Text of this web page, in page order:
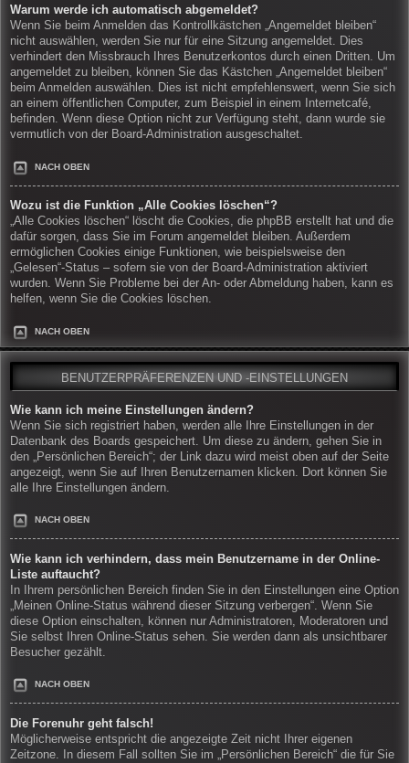
Warum werde ich automatisch abgemeldet?
Wenn Sie beim Anmelden das Kontrollkästchen „Angemeldet bleiben“
nicht auswählen, werden Sie nur für eine Sitzung angemeldet. Dies
verhindert den Missbrauch Ihres Benutzerkontos durch einen Dritten. Um
angemeldet zu bleiben, können Sie das Kästchen „Angemeldet bleiben“
beim Anmelden auswählen. Dies ist nicht empfehlenswert, wenn Sie sich
an einem öffentlichen Computer, zum Beispiel in einem Internetcafé,
befinden. Wenn diese Option nicht zur Verfügung steht, dann wurde sie
vermutlich von der Board-Administration ausgeschaltet.
NACH OBEN
Wozu ist die Funktion „Alle Cookies löschen“?
„Alle Cookies löschen“ löscht die Cookies, die phpBB erstellt hat und die
dafür sorgen, dass Sie im Forum angemeldet bleiben. Außerdem
ermöglichen Cookies einige Funktionen, wie beispielsweise den
„Gelesen“-Status – sofern sie von der Board-Administration aktiviert
wurden. Wenn Sie Probleme bei der An- oder Abmeldung haben, kann es
helfen, wenn Sie die Cookies löschen.
NACH OBEN
BENUTZERPRÄFERENZEN UND -EINSTELLUNGEN
Wie kann ich meine Einstellungen ändern?
Wenn Sie sich registriert haben, werden alle Ihre Einstellungen in der
Datenbank des Boards gespeichert. Um diese zu ändern, gehen Sie in
den „Persönlichen Bereich“; der Link dazu wird meist oben auf der Seite
angezeigt, wenn Sie auf Ihren Benutzernamen klicken. Dort können Sie
alle Ihre Einstellungen ändern.
NACH OBEN
Wie kann ich verhindern, dass mein Benutzername in der Online-
Liste auftaucht?
In Ihrem persönlichen Bereich finden Sie in den Einstellungen eine Option
„Meinen Online-Status während dieser Sitzung verbergen“. Wenn Sie
diese Option einschalten, können nur Administratoren, Moderatoren und
Sie selbst Ihren Online-Status sehen. Sie werden dann als unsichtbarer
Besucher gezählt.
NACH OBEN
Die Forenuhr geht falsch!
Möglicherweise entspricht die angezeigte Zeit nicht Ihrer eigenen
Zeitzone. In diesem Fall sollten Sie im „Persönlichen Bereich“ die für Sie